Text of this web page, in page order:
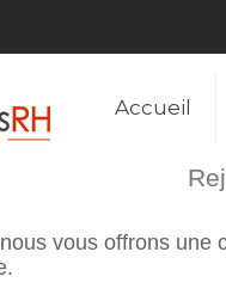
Accueil
vous offrons une